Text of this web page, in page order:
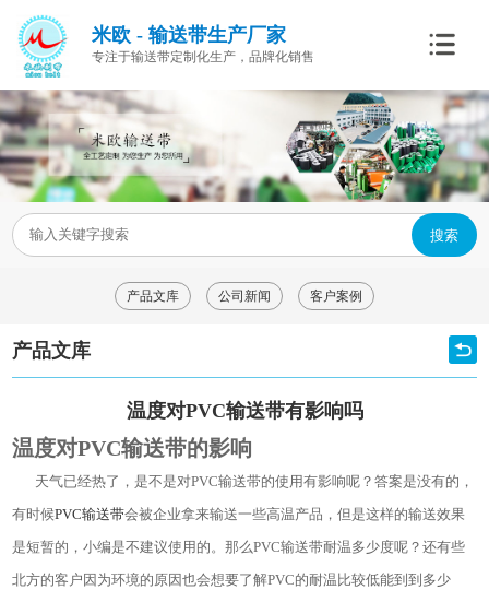
米欧 - 输送带生产厂家
专注于输送带定制化生产，品牌化销售
搜索
产品文库 公司新闻 客户案例
产品文库
温度对PVC输送带有影响吗
温度对PVC输送带的影响
天气已经热了，是不是对PVC输送带的使用有影响呢？答案是没有的，
有时候PVC输送带会被企业拿来输送一些高温产品，但是这样的输送效果
是短暂的，小编是不建议使用的。那么PVC输送带耐温多少度呢？还有些
北方的客户因为环境的原因也会想要了解PVC的耐温比较低能到到多少